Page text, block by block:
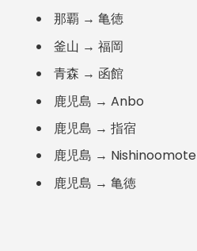
那覇 → 亀徳
釜山 → 福岡
青森 → 函館
鹿児島 → Anbo
鹿児島 → 指宿
鹿児島 → Nishinoomote
鹿児島 → 亀徳